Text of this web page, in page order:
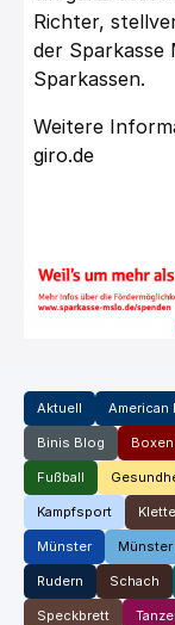
Richter,
der Sparkasse
Sparkassen.
Weitere
giro.de
Aktuell American
Binis Blog Boxen
Fußball
Kampfsport
Münster
Rudern Schach
Speckbrett